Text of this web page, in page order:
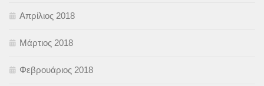
Απρίλιος 2018
Μάρτιος 2018
Φεβρουάριος 2018